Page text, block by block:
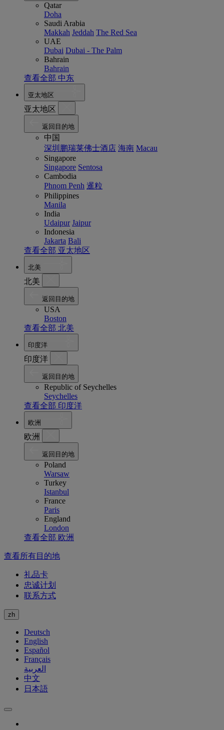
Qatar
Doha
Saudi Arabia
Makkah Jeddah The Red Sea
UAE
Dubai Dubai - The Palm
Bahrain
Bahrain
查看全部 中东
亚太地区
亚太地区
返回目的地
中国
深圳鹏瑞莱佛士酒店 海南 Macau
Singapore
Singapore Sentosa
Cambodia
Phnom Penh 暹粒
Philippines
Manila
India
Udaipur Jaipur
Indonesia
Jakarta Bali
查看全部 亚太地区
北美
北美
返回目的地
USA
Boston
查看全部 北美
印度洋
印度洋
返回目的地
Republic of Seychelles
Seychelles
查看全部 印度洋
欧洲
欧洲
返回目的地
Poland
Warsaw
Turkey
Istanbul
France
Paris
England
London
查看全部 欧洲
查看所有目的地
礼品卡
忠诚计划
联系方式
zh
Deutsch
English
Español
Français
العربية
中文
日本語